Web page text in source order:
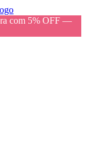
com 5% OFF —